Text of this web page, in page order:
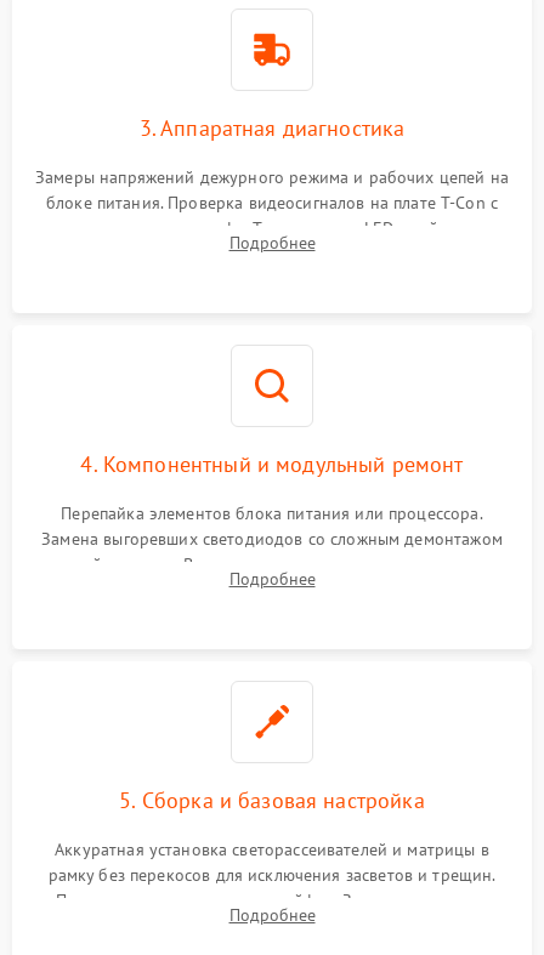
3. Аппаратная диагностика
Замеры напряжений дежурного режима и рабочих цепей на
блоке питания. Проверка видеосигналов на плате T-Con с
помощью осциллографа. Тестирование LED-драйвера и
светодиодных планок подсветки мультиметром.
Подробнее
4. Компонентный и модульный ремонт
Перепайка элементов блока питания или процессора.
Замена выгоревших светодиодов со сложным демонтажом
хрупкой матрицы. Восстановление поврежденных дорожек,
прошивка микросхем памяти EEPROM
Подробнее
5. Сборка и базовая настройка
Аккуратная установка светорассеивателей и матрицы в
рамку без перекосов для исключения засветов и трещин.
Подключение внутренних шлейфов. Закрытие корпуса.
Сброс настроек и обновление программного обеспечения.
Подробнее